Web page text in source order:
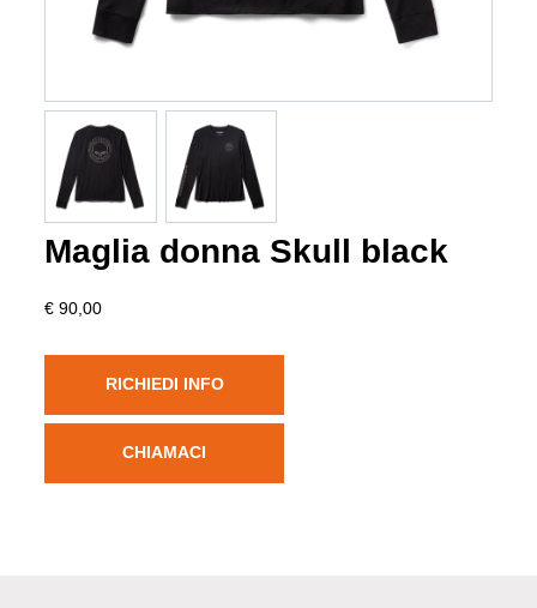
Maglia donna Skull black
€ 90,00
RICHIEDI INFO
CHIAMACI